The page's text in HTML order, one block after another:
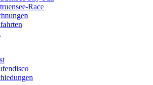
Race